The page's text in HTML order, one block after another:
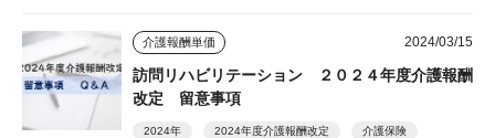
介護報酬単価 2024/03/15
訪問リハビリテーション ２０２４年度介護報酬
改定 留意事項
2024年 2024年度介護報酬改定 介護保険